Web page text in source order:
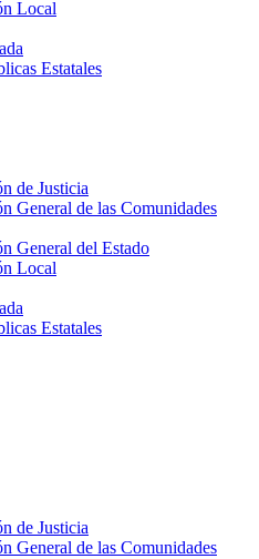
Local
Estatales
de Justicia
General de las Comunidades
General del Estado
Local
Estatales
de Justicia
General de las Comunidades